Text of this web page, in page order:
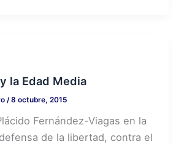
la Edad Media
/8 octubre, 2015
Fernández-Viagas en la
de la libertad, contra el